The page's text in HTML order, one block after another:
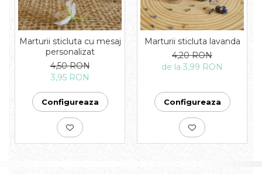
Marturii sticluta cu mesaj
personalizat
4,50 RON
3,95 RON
Configureaza
Marturii sticluta lavanda
4,20 RON
de la 3,99 RON
Configureaza